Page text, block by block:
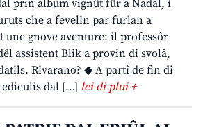
prin album vignût fûr a Nadâl, i
che a fevelin par furlan a
une gnove aventure: il professôr
assistent Blik a provin di svolâ,
Rivarano? ◆ A partî de fin di
ediculis dal […] lei di plui +